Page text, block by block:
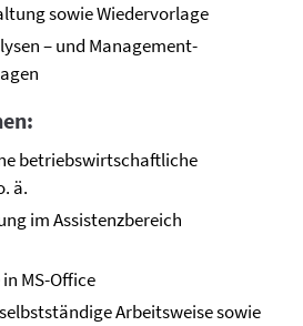
sowie Wiedervorlage
– und Management-
betriebswirtschaftliche
ä.
im Assistenzbereich
MS-Office
Arbeitsweise sowie